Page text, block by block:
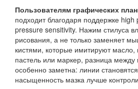
Пользователям графических
подходит благодаря поддержке
pressure sensitivity. Нажим стилуса
рисования, а не только заменяет
кистями, которые имитируют масло,
пастель или маркер, разница
особенно заметна: линии
насыщенность мазка лучше